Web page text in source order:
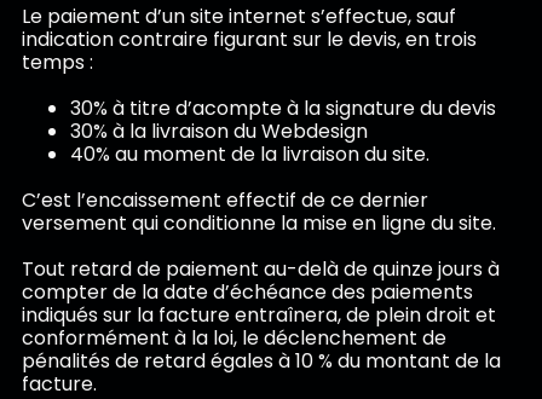
Le paiement d’un site internet s’effectue, sauf
indication contraire figurant sur le devis, en trois
temps :
30% à titre d’acompte à la signature du devis
30% à la livraison du Webdesign
40% au moment de la livraison du site.
C’est l’encaissement effectif de ce dernier
versement qui conditionne la mise en ligne du site.
Tout retard de paiement au-delà de quinze jours à
compter de la date d’échéance des paiements
indiqués sur la facture entraînera, de plein droit et
conformément à la loi, le déclenchement de
pénalités de retard égales à 10 % du montant de la
facture.